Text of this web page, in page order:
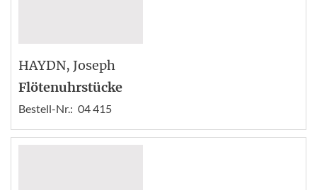
HAYDN, Joseph
Flötenuhrstücke
Bestell-Nr.: 04 415